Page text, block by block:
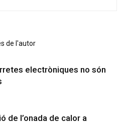
de l'autor
electròniques no són
de l’onada de calor a